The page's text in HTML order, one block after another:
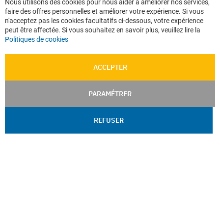
Données personnelles
Confidentialité
Plan du site
Nous utilisons des cookies pour nous aider à améliorer nos services,
faire des offres personnelles et améliorer votre expérience. Si vous
n'acceptez pas les cookies facultatifs ci-dessous, votre expérience
peut être affectée. Si vous souhaitez en savoir plus, veuillez lire la
Politiques de cookies
ACCEPTER
PARAMÉTRER
REFUSER